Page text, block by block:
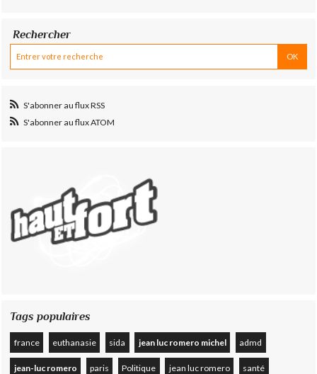
Rechercher
S'abonner au flux RSS
S'abonner au flux ATOM
Tags populaires
france euthanasie sida jean luc romero michel admd
jean-luc romero paris Politique jean luc romero santé